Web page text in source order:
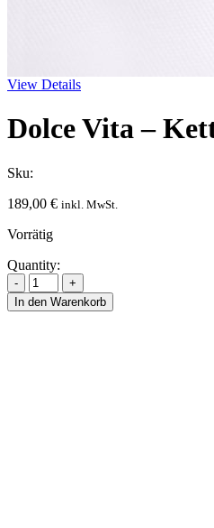
View Details
Dolce Vita –
Sku:
189,00 € inkl. MwSt.
Vorrätig
Quantity:
In den Warenkorb